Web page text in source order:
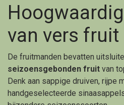
van vers fruit
De fruitmanden bevatten
seizoensgebonden fruit van
Denk aan sappige druiven, rijpe
handgeselecteerde